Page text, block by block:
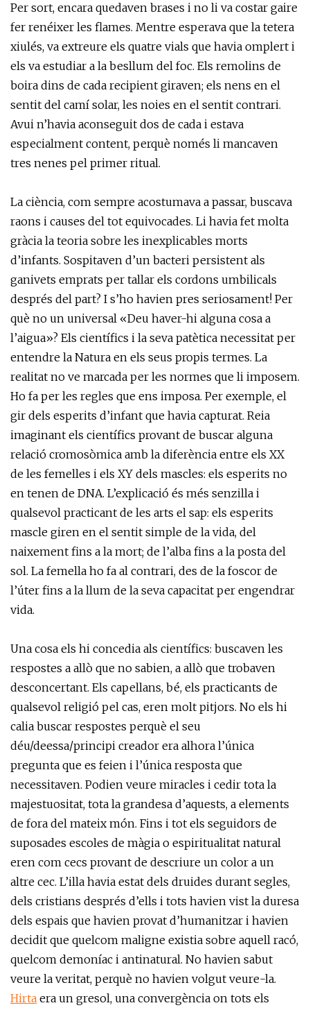
Per sort, encara quedaven brases i no li va costar gaire
fer renéixer les flames. Mentre esperava que la tetera
xiulés, va extreure els quatre vials que havia omplert i
els va estudiar a la besllum del foc. Els remolins de
boira dins de cada recipient giraven; els nens en el
sentit del camí solar, les noies en el sentit contrari.
Avui n’havia aconseguit dos de cada i estava
especialment content, perquè només li mancaven
tres nenes pel primer ritual.
La ciència, com sempre acostumava a passar, buscava
raons i causes del tot equivocades. Li havia fet molta
gràcia la teoria sobre les inexplicables morts
d’infants. Sospitaven d’un bacteri persistent als
ganivets emprats per tallar els cordons umbilicals
després del part? I s’ho havien pres seriosament! Per
què no un universal «Deu haver-hi alguna cosa a
l’aigua»? Els científics i la seva patètica necessitat per
entendre la Natura en els seus propis termes. La
realitat no ve marcada per les normes que li imposem.
Ho fa per les regles que ens imposa. Per exemple, el
gir dels esperits d’infant que havia capturat. Reia
imaginant els científics provant de buscar alguna
relació cromosòmica amb la diferència entre els XX
de les femelles i els XY dels mascles: els esperits no
en tenen de DNA. L’explicació és més senzilla i
qualsevol practicant de les arts el sap: els esperits
mascle giren en el sentit simple de la vida, del
naixement fins a la mort; de l’alba fins a la posta del
sol. La femella ho fa al contrari, des de la foscor de
l’úter fins a la llum de la seva capacitat per engendrar
vida.
Una cosa els hi concedia als científics: buscaven les
respostes a allò que no sabien, a allò que trobaven
desconcertant. Els capellans, bé, els practicants de
qualsevol religió pel cas, eren molt pitjors. No els hi
calia buscar respostes perquè el seu
déu/deessa/principi creador era alhora l’única
pregunta que es feien i l’única resposta que
necessitaven. Podien veure miracles i cedir tota la
majestuositat, tota la grandesa d’aquests, a elements
de fora del mateix món. Fins i tot els seguidors de
suposades escoles de màgia o espiritualitat natural
eren com cecs provant de descriure un color a un
altre cec. L’illa havia estat dels druides durant segles,
dels cristians després d’ells i tots havien vist la duresa
dels espais que havien provat d’humanitzar i havien
decidit que quelcom maligne existia sobre aquell racó,
quelcom demoníac i antinatural. No havien sabut
veure la veritat, perquè no havien volgut veure-la.
Hirta era un gresol, una convergència on tots els